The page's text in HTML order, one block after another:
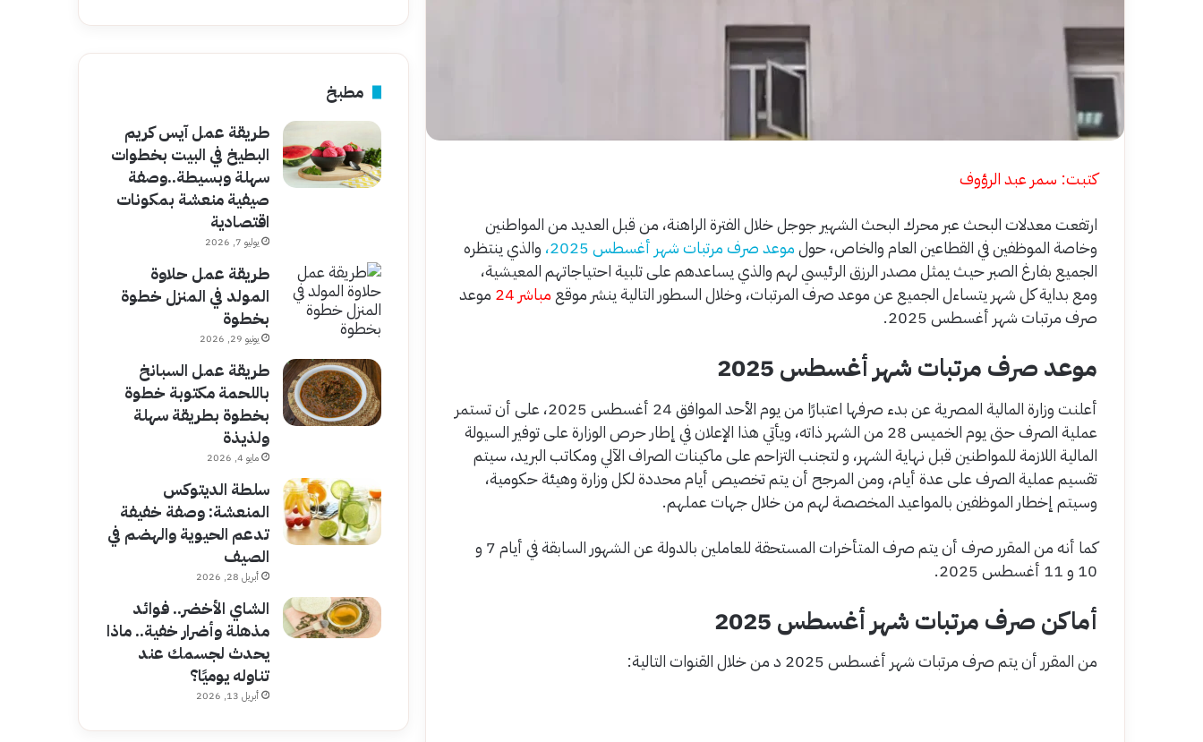
كتبت: سمر عبد الرؤوف
ارتفعت معدلات البحث عبر محرك البحث الشهير جوجل خلال الفترة الراهنة، من قبل العديد من المواطنين
وخاصة الموظفين في القطاعين العام والخاص، حولموعد صرف مرتبات شهر أغسطس 2025،
والذي ينتظره
الجميع بفارغ الصبر حيث يمثل مصدر الرزق الرئيسي لهم والذي يساعدهم على تلبية احتياجاتهم المعيشية،
ومع بداية كل شهر يتساءل الجميع عن موعد صرف المرتبات، وخلال السطور التالية ينشر موقع مباشر 24
موعد
صرف مرتبات شهر أغسطس 2025.
موعد صرف مرتبات شهر أغسطس 2025
أعلنت وزارة المالية المصرية عن بدء صرفها اعتبارًا من يوم الأحد الموافق 24 أغسطس 2025، على أن تستمر
عملية الصرف حتى يوم الخميس 28 من الشهر ذاته، ويأتي هذا الإعلان في إطار حرص الوزارة على توفير السيولة
المالية اللازمة للمواطنين قبل نهاية الشهر، و لتجنب التزاحم على ماكينات الصراف الآلي ومكاتب البريد، سيتم
تقسيم عملية الصرف على عدة أيام، ومن المرجح أن يتم تخصيص أيام محددة لكل وزارة وهيئة حكومية،
وسيتم إخطار الموظفين بالمواعيد المخصصة لهم من خلال جهات عملهم.
كما أنه من المقرر صرف أن يتم صرف المتأخرات المستحقة للعاملين بالدولة عن الشهور السابقة في أيام 7 و
10 و 11 أغسطس 2025.
أماكن صرف مرتبات شهر أغسطس 2025
من المقرر أن يتم صرف مرتبات شهر أغسطس 2025 د من خلال القنوات التالية:
مطبخ
طريقة عمل آيس كريم
البطيخ في البيت بخطوات
سهلة وبسيطة..وصفة
صيفية منعشة بمكونات
اقتصادية
يوليو 7, 2026
طريقة عمل حلاوة
المولد في المنزل خطوة
بخطوة
يونيو 29, 2026
طريقة عمل السبانخ
باللحمة مكتوبة خطوة
بخطوة بطريقة سهلة
ولذيذة
مايو 4, 2026
سلطة الديتوكس
المنعشة: وصفة خفيفة
تدعم الحيوية والهضم في
الصيف
أبريل 28, 2026
الشاي الأخضر.. فوائد
مذهلة وأضرار خفية.. ماذا
يحدث لجسمك عند
تناوله يوميًا؟
أبريل 13, 2026